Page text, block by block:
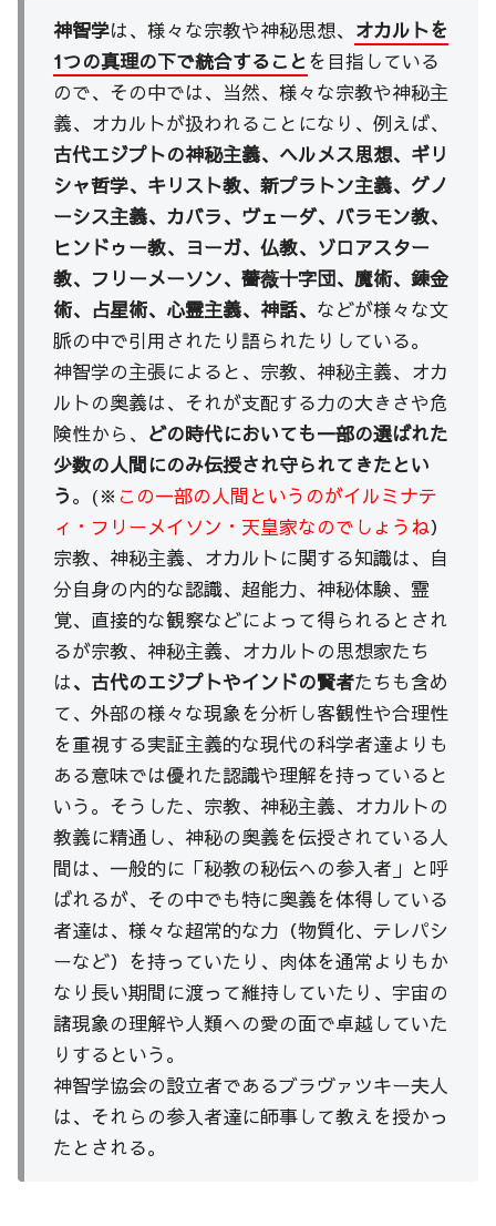
神智学は、様々な宗教や神秘思想、 オカルトを
1つの真理の下で統合すること を目指している
ので、その中では、当然、様々な宗教や神秘主
義、オカルトが扱われることになり、例えば、
古代エジプトの神秘主義、ヘルメス思想、ギリ
シャ哲学、キリスト教、新プラトン主義、グノ
ーシス主義、カバラ、ヴェーダ、バラモン教、
ヒンドゥー教、ヨーガ、仏教、ゾロアスター
教、フリーメーソン、薔薇十字団、魔術、錬金
術、占星術、心霊主義、神話、 などが様々な文
脈の中で引用されたり語られたりしている。
神智学の主張によると、宗教、神秘主義、オカ
ルトの奥義は、それが支配する力の大きさや危
険性から、 どの時代においても一部の選ばれた
少数の人間にのみ伝授され守られてきたとい
う。(※ この一部の人間というのがイルミナテ
ィ・フリーメイソン・天皇家なのでしょうね）
宗教、神秘主義、オカルトに関する知識は、自
分自身の内的な認識、超能力、神秘体験、霊
覚、直接的な観察などによって得られるとされ
るが宗教、神秘主義、オカルトの思想家たち
は、古代のエジプトやインドの賢者たちも含め
て、外部の様々な現象を分析し客観性や合理性
を重視する実証主義的な現代の科学者達よりも
ある意味では優れた認識や理解を持っていると
いう。そうした、宗教、神秘主義、オカルトの
教義に精通し、神秘の奥義を伝授されている人
間は、一般的に「秘教の秘伝への参入者」と呼
ばれるが、その中でも特に奥義を体得している
者達は、様々な超常的な力（物質化、テレパシ
ーなど）を持っていたり、肉体を通常よりもか
なり長い期間に渡って維持していたり、宇宙の
諸現象の理解や人類への愛の面で卓越していた
りするという。
神智学協会の設立者であるブラヴァツキー夫人
は、それらの参入者達に師事して教えを授かっ
たとされる。